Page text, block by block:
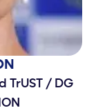
TrUST / DG